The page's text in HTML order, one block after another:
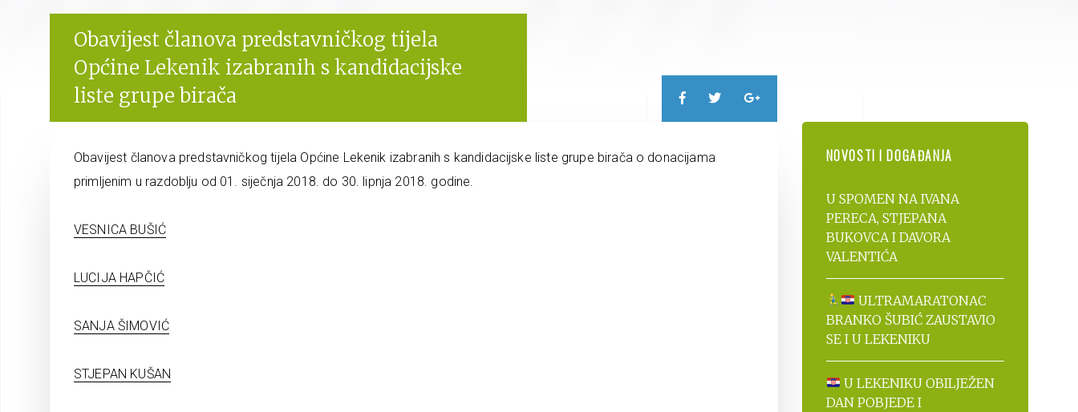
Obavijest članova predstavničkog tijela
Općine Lekenik izabranih s kandidacijske
liste grupe birača
Obavijest članova predstavničkog tijela Općine Lekenik izabranih s kandidacijske liste grupe birača o donacijama
primljenim u razdoblju od 01. siječnja 2018. do 30. lipnja 2018. godine.
VESNICA BUŠIĆ
LUCIJA HAPČIĆ
SANJA ŠIMOVIĆ
STJEPAN KUŠAN
NOVOSTI I DOGAĐANJA
U SPOMEN NA IVANA
PERECA, STJEPANA
BUKOVCA I DAVORA
VALENTIĆA
ULTRAMARATONAC
BRANKO ŠUBIĆ ZAUSTAVIO
SE I U LEKENIKU
U LEKENIKU OBILJEŽEN
DAN POBJEDE I